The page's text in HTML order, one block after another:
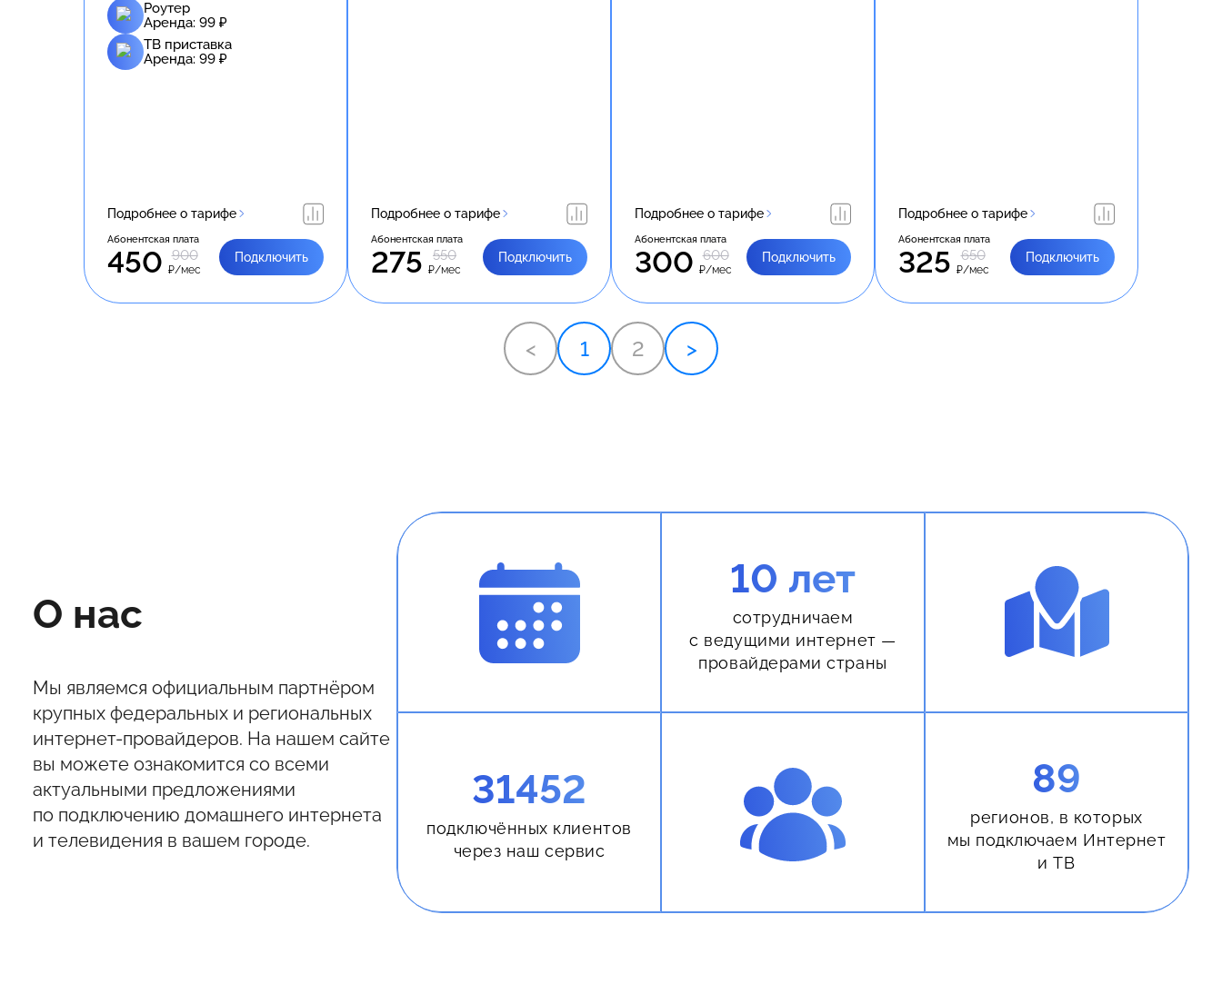
Роутер
Аренда: 99 ₽
ТВ приставка
Аренда: 99 ₽
Подробнее о тарифе
Абонентская плата
450 900
₽/мес
Подключить
Подробнее о тарифе
Абонентская плата
275 550
₽/мес
Подключить
Подробнее о тарифе
Абонентская плата
300 600
₽/мес
Подключить
Подробнее о тарифе
Абонентская плата
325 650
₽/мес
Подключить
< 1 2 >
О нас
Мы являемся официальным партнёром
крупных федеральных и региональных
интернет-провайдеров. На нашем сайте
вы можете ознакомится со всеми
актуальными предложениями
по подключению домашнего интернета
и телевидения в вашем городе.
10 лет
сотрудничаем
с ведущими интернет —
провайдерами страны
31452
подключённых клиентов
через наш сервис
89
регионов, в которых
мы подключаем Интернет
и ТВ